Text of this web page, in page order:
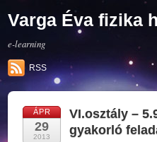
Varga Éva fizika
e-learning
RSS
ÁPR
29
2013
VI.osztály –
gyakorló